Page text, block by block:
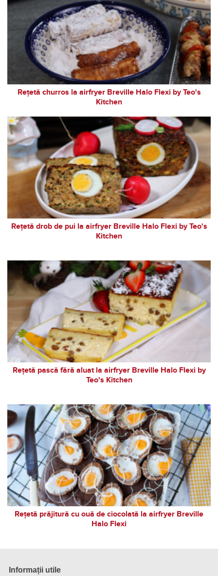
Rețetă churros la airfryer Breville Halo Flexi by Teo's
Kitchen
Rețetă drob de pui la airfryer Breville Halo Flexi by Teo's
Kitchen
Rețetă pască fără aluat la airfryer Breville Halo Flexi by
Teo's Kitchen
Rețetă prăjitură cu ouă de ciocolată la airfryer Breville
Halo Flexi
Informații utile